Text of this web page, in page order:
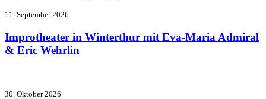
11. September 2026
Improtheater in Winterthur mit Eva-Maria Admiral
& Eric Wehrlin
30. Oktober 2026